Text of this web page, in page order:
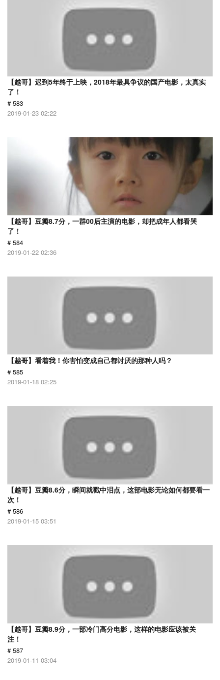
【越哥】迟到5年终于上映，2018年最具争议的国产电影，太真实
了！
# 583
2019-01-23 02:22
【越哥】豆瓣8.7分，一群00后主演的电影，却把成年人都看哭
了！
# 584
2019-01-22 02:36
【越哥】看着我！你害怕变成自己都讨厌的那种人吗？
# 585
2019-01-18 02:25
【越哥】豆瓣8.6分，瞬间就戳中泪点，这部电影无论如何都要看一
次！
# 586
2019-01-15 03:51
【越哥】豆瓣8.9分，一部冷门高分电影，这样的电影应该被关
注！
# 587
2019-01-11 03:04